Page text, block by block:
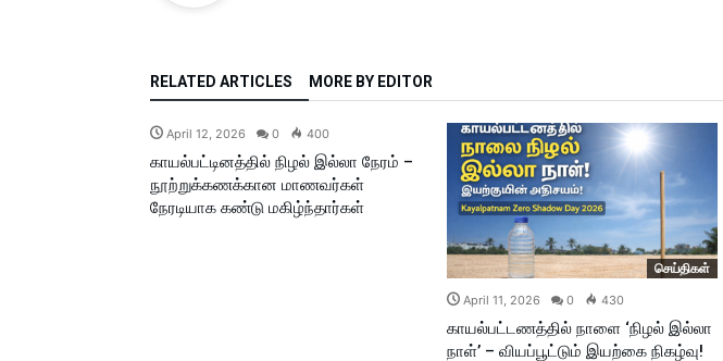
RELATED ARTICLES MORE BY EDITOR
April 12, 2026 0 400
காயல்பட்டினத்தில் நிழல் இல்லா நேரம் –
நூற்றுக்கணக்கான மாணவர்கள்
நேரடியாக கண்டு மகிழ்ந்தார்கள்
செய்திகள்
April 11, 2026 0 430
காயல்பட்டணத்தில் நாளை ‘நிழல் இல்லா
நாள்’ – வியப்பூட்டும் இயற்கை நிகழ்வு!